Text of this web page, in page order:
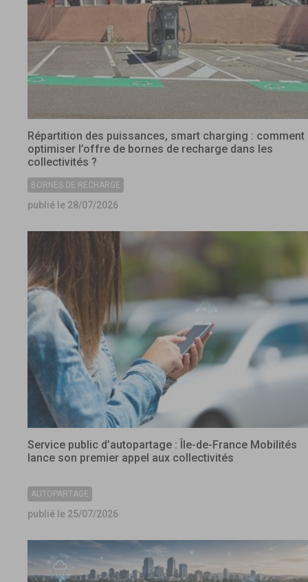
Répartition des puissances, smart charging : comment
optimiser l’offre de bornes de recharge dans les
collectivités ?
BORNES DE RECHARGE
publié le 28/07/2026
Service public d’autopartage : Île-de-France Mobilités
lance son premier appel aux collectivités
AUTOPARTAGE
publié le 25/07/2026